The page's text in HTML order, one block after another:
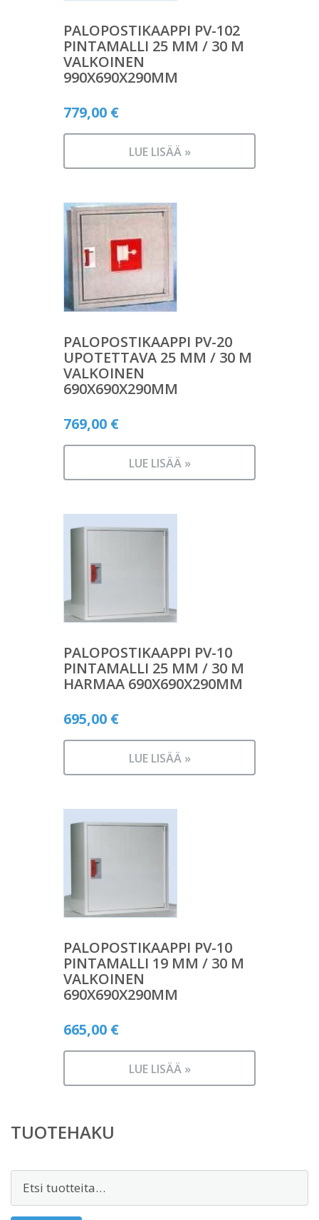
PALOPOSTIKAAPPI PV-102
PINTAMALLI 25 MM / 30 M
VALKOINEN
990X690X290MM
779,00 €
LUE LISÄÄ »
PALOPOSTIKAAPPI PV-20
UPOTETTAVA 25 MM / 30 M
VALKOINEN
690X690X290MM
769,00 €
LUE LISÄÄ »
PALOPOSTIKAAPPI PV-10
PINTAMALLI 25 MM / 30 M
HARMAA 690X690X290MM
695,00 €
LUE LISÄÄ »
PALOPOSTIKAAPPI PV-10
PINTAMALLI 19 MM / 30 M
VALKOINEN
690X690X290MM
665,00 €
LUE LISÄÄ »
TUOTEHAKU
Etsi: